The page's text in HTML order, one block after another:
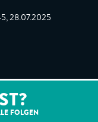
28.07.2025
FOLGEN